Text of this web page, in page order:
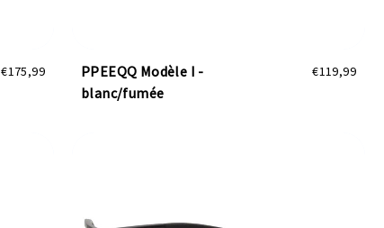
€175,99
PPEEQQ Modèle I -
blanc/fumée
€119,99